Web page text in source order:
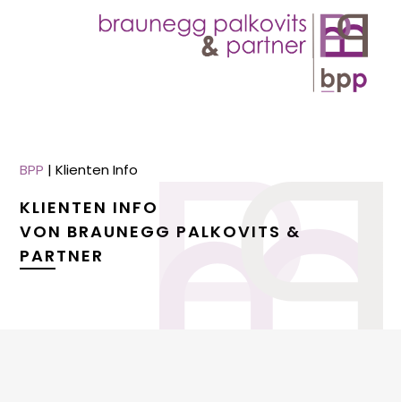
BPP |Klienten Info
KLIENTEN INFO
VON BRAUNEGG PALKOVITS &
PARTNER